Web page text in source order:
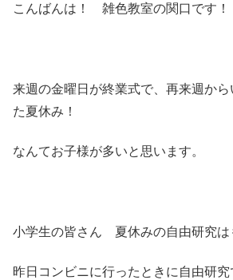
こんばんは！ 雑色教室の関口です！
来週の金曜日が終業式で、再来週か
た夏休み！
なんてお子様が多いと思います。
小学生の皆さん 夏休みの自由研究は
昨日コンビニに行ったときに自由研